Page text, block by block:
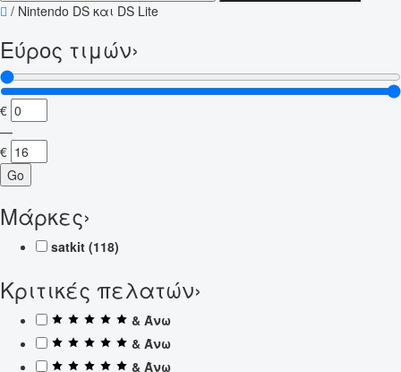
/ Nintendo DS και DS Lite
Εύρος τιμών›
€
—
€
Go
Μάρκες›
satkit (118)
Κριτικές πελατών›
& Άνω
& Άνω
& Άνω